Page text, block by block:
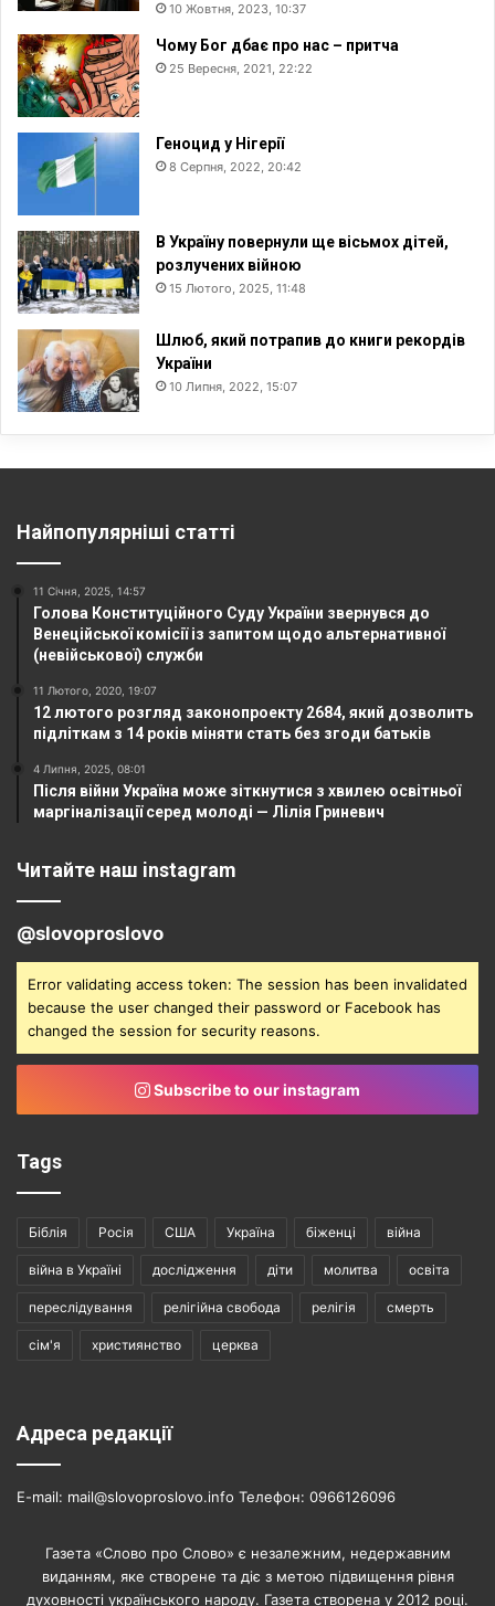
10 Жовтня, 2023, 10:37
Чому Бог дбає про нас – притча
25 Вересня, 2021, 22:22
Геноцид у Нігерії
8 Серпня, 2022, 20:42
В Україну повернули ще вісьмох дітей,
розлучених війною
15 Лютого, 2025, 11:48
Шлюб, який потрапив до книги рекордів
України
10 Липня, 2022, 15:07
Найпопулярніші статті
11 Січня, 2025, 14:57
Голова Конституційного Суду України звернувся до
Венеційської комісії із запитом щодо альтернативної
(невійськової) служби
11 Лютого, 2020, 19:07
12 лютого розгляд законопроекту 2684, який дозволить
підліткам з 14 років міняти стать без згоди батьків
4 Липня, 2025, 08:01
Після війни Україна може зіткнутися з хвилею освітньої
маргіналізації серед молоді — Лілія Гриневич
Читайте наш instagram
@slovoproslovo
Error validating access token: The session has been invalidated
because the user changed their password or Facebook has
changed the session for security reasons.
Subscribe to our instagram
Tags
Біблія Росія США Україна біженці війна
війна в Україні дослідження діти молитва освіта
переслідування релігійна свобода релігія смерть
сім'я християнство церква
Адреса редакції
E-mail: mail@slovoproslovo.info Телефон: 0966126096
Газета «Слово про Слово» є незалежним, недержавним
виданням, яке створене та діє з метою підвищення рівня
духовності українського народу. Газета створена у 2012 році.